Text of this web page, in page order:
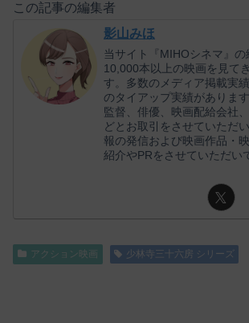
この記事の編集者
影山みほ
当サイト『MIHOシネマ』の
10,000本以上の映画を見て
す。多数のメディア掲載実
のタイアップ実績がありま
監督、俳優、映画配給会社
どとお取引をさせていただ
報の発信および映画作品・
紹介やPRをさせていただい
アクション映画 少林寺三十六房 シリーズ